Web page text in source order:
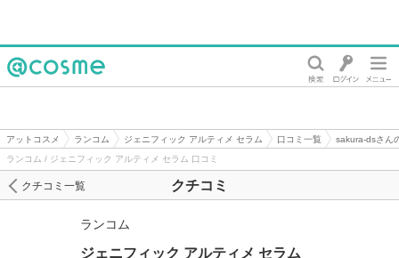
アットコスメ ランコム ジェニフィック アルティメ セラム 口コミ一覧
sakura-dsさん
ランコム / ジェニフィック アルティメ セラム 口コミ
クチコミ
クチコミ一覧
ランコム
ジェニフィック アルティメ セラム